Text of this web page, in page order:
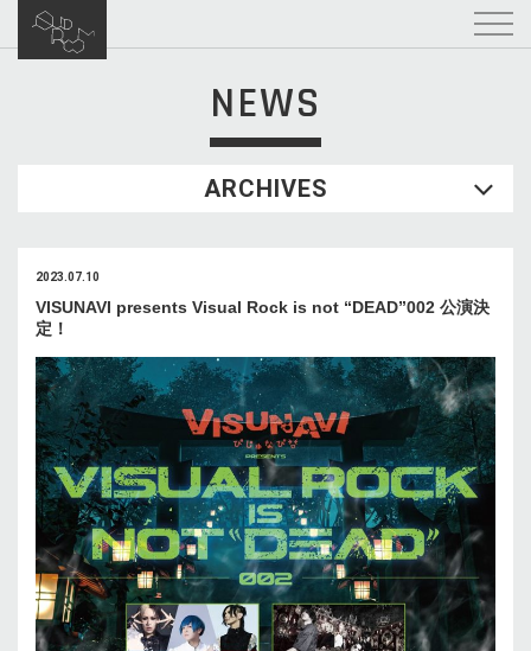
NEWS
ARCHIVES
2023.07.10
VISUNAVI presents Visual Rock is not “DEAD”002 公演決
定！